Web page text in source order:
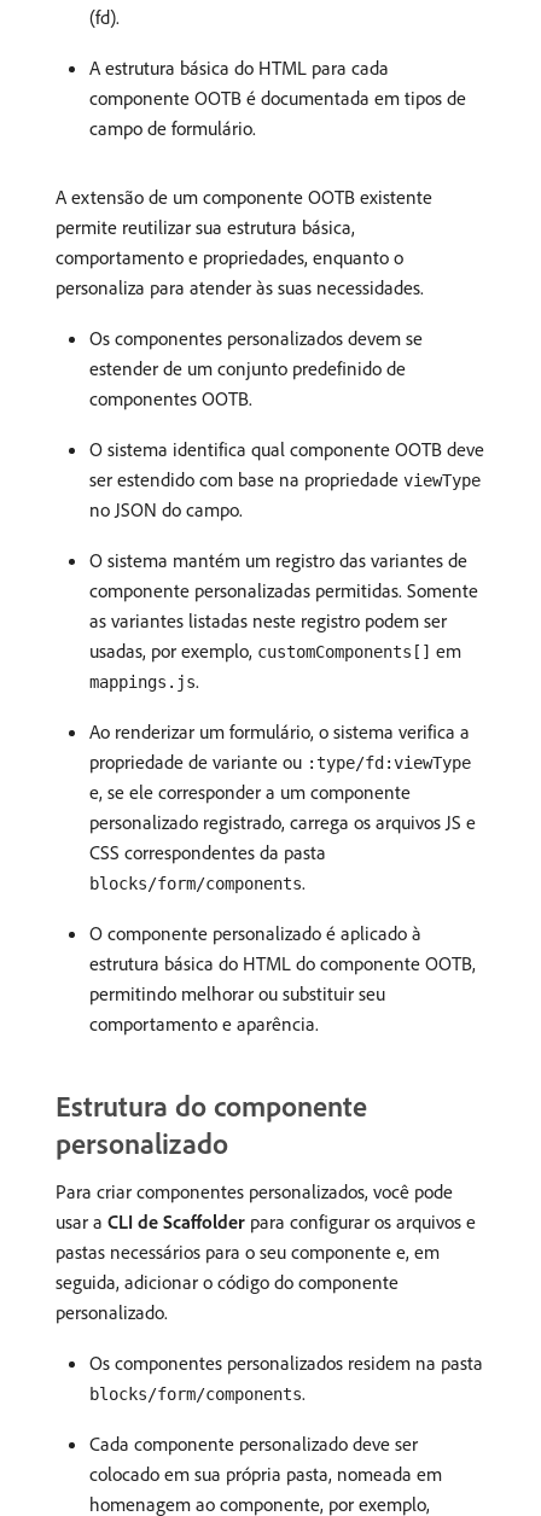
(fd).
A estrutura básica do HTML para cada
componente OOTB é documentada em tipos de
campo de formulário.
A extensão de um componente OOTB existente
permite reutilizar sua estrutura básica,
comportamento e propriedades, enquanto o
personaliza para atender às suas necessidades.
Os componentes personalizados devem se
estender de um conjunto predefinido de
componentes OOTB.
O sistema identifica qual componente OOTB deve
ser estendido com base na propriedade viewType
no JSON do campo.
O sistema mantém um registro das variantes de
componente personalizadas permitidas. Somente
as variantes listadas neste registro podem ser
usadas, por exemplo, customComponents[] em
mappings.js.
Ao renderizar um formulário, o sistema verifica a
propriedade de variante ou :type/fd:viewType
e, se ele corresponder a um componente
personalizado registrado, carrega os arquivos JS e
CSS correspondentes da pasta
blocks/form/components.
O componente personalizado é aplicado à
estrutura básica do HTML do componente OOTB,
permitindo melhorar ou substituir seu
comportamento e aparência.
Estrutura do componente
personalizado
Para criar componentes personalizados, você pode
usar a CLI de Scaffolder para configurar os arquivos e
pastas necessários para o seu componente e, em
seguida, adicionar o código do componente
personalizado.
Os componentes personalizados residem na pasta
blocks/form/components.
Cada componente personalizado deve ser
colocado em sua própria pasta, nomeada em
homenagem ao componente, por exemplo,